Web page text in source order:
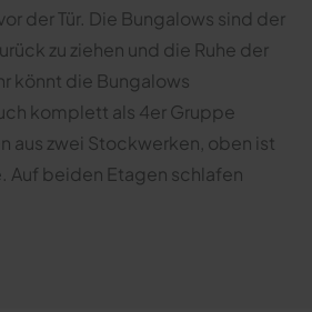
der Tür. Die Bungalows sind der
zu ziehen und die Ruhe der
könnt die Bungalows
komplett als 4er Gruppe
aus zwei Stockwerken, oben ist
Auf beiden Etagen schlafen